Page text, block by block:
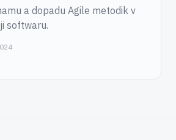
a dopadu Agile metodik v
softwaru.